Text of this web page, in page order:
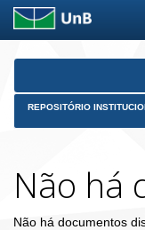
Skip
REPOSITÓRIO
Não há
Não há documentos